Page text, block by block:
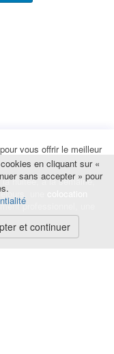
nuitée, à la semaine,
une
professionnel, une
vous offrir le meilleur
en cliquant sur «
sans accepter » pour
et continuer